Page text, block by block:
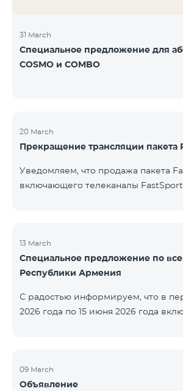
31 March
Специальное предложение для
COSMO и COMBO
20 March
Прекращение трансляции пакета
Уведомляем, что продажа пакета
включающего телеканалы FastSport
решением вещателя. По вопросам
получения дополнительной
обращаться в компанию «Фаст
13 March
Специальное предложение по
Республики Армения
С радостью информируем, что в
2026 года по 15 июня 2026 года
Региональный будут доступны со
подключении на 12 месяцев с
09 March
Объявление